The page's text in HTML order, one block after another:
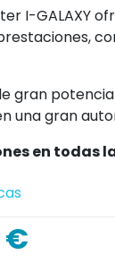
I-GALAXY
gran
una gran
en todas
€